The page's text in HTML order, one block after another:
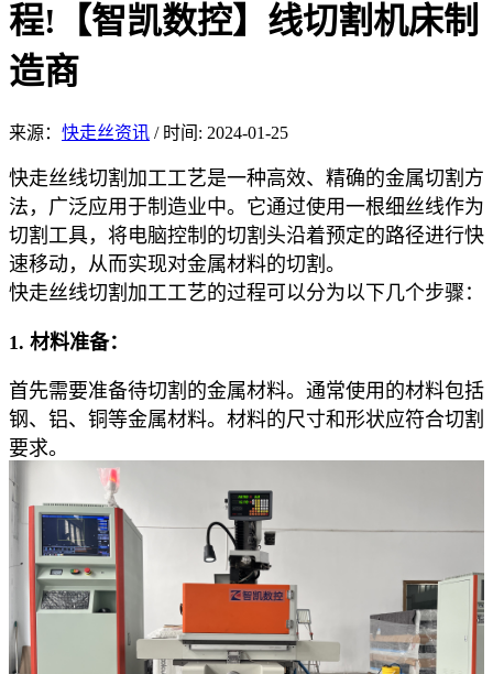
程!【智凯数控】线切割机床制
造商
来源： 快走丝资讯 / 时间: 2024-01-25
快走丝线切割加工工艺是一种高效、精确的金属切割方
法，广泛应用于制造业中。它通过使用一根细丝线作为
切割工具，将电脑控制的切割头沿着预定的路径进行快
速移动，从而实现对金属材料的切割。
快走丝线切割加工工艺的过程可以分为以下几个步骤：
1. 材料准备：
首先需要准备待切割的金属材料。通常使用的材料包括
钢、铝、铜等金属材料。材料的尺寸和形状应符合切割
要求。